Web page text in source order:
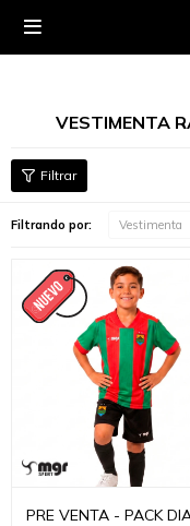

VESTIMENTA
Filtrando por: Vestimenta
PRE VENTA - PACK